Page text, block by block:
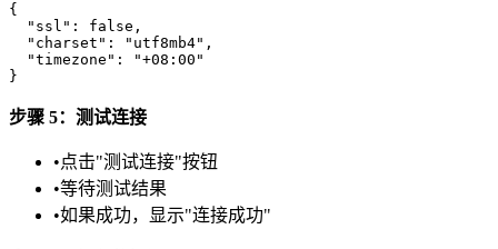
{
  "ssl": false,
  "charset": "utf8mb4",
  "timezone": "+08:00"
步骤 5：测试连接
•点击"测试连接"按钮
•等待测试结果
•如果成功，显示"连接成功"